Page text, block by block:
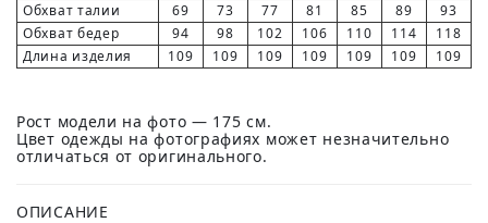
Обхват талии
69 73 77 81 85 89
93
Обхват бедер
94 98 102 106 110 114
118
Длина изделия
109 109 109 109 109 109 109
Рост модели на фото — 175 см.
Цвет одежды на фотографиях может незначительно
отличаться от оригинального.
ОПИСАНИЕ